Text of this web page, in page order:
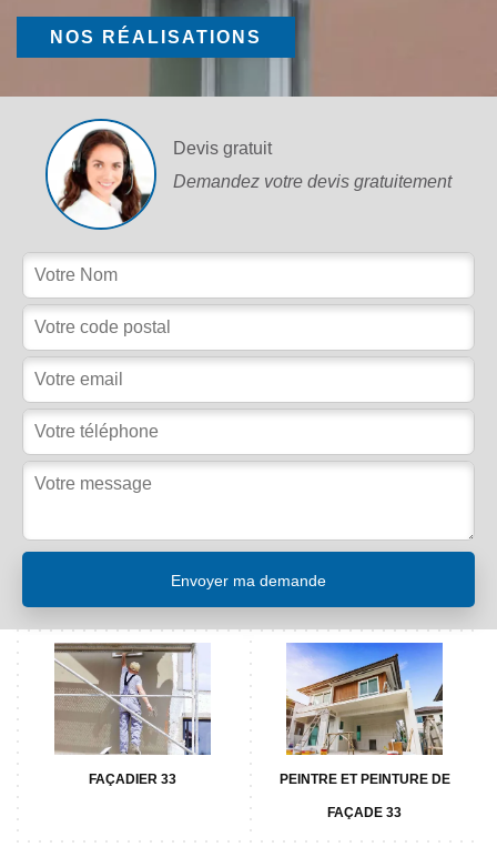
NOS RÉALISATIONS
Devis gratuit
Demandez votre devis gratuitement
FAÇADIER 33 PEINTRE ET PEINTURE DE
FAÇADE 33